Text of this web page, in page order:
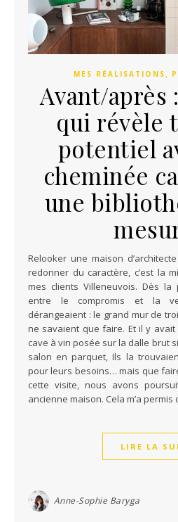
MES RÉALISATIONS
Avant/après
qui révèle
potentiel
cheminée
une
Relooker une maison d’architecte des années 80 pour lui
redonner du caractère, c’est la
mes clients Villeneuvois. Dès la
entre le compromis et la
dérangeaient : le grand mur de
ne savaient que faire. Et il y
cave à vin posée sur la dalle brut
salon en parquet, Ils la
pour leurs besoins… mais que
cette visite, nous avons
ancienne maison. Cela m’a
LIRE LA
Anne-Sophie Baryga